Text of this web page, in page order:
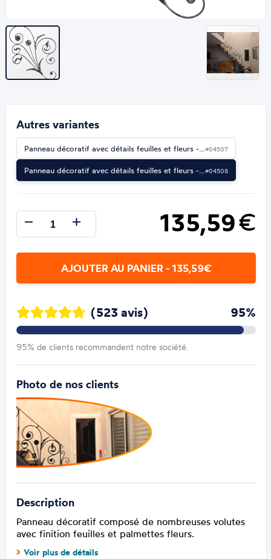
Autres variantes
Panneau décoratif avec détails feuilles et fleurs -…#04507
Panneau décoratif avec détails feuilles et fleurs -…#04508
135,59€
AJOUTER AU PANIER - 135,59€
(523 avis) 95%
95% de clients recommandent notre société.
Photo de nos clients
Description
Panneau décoratif composé de nombreuses volutes
avec finition feuilles et palmettes fleurs.
Voir plus de détails